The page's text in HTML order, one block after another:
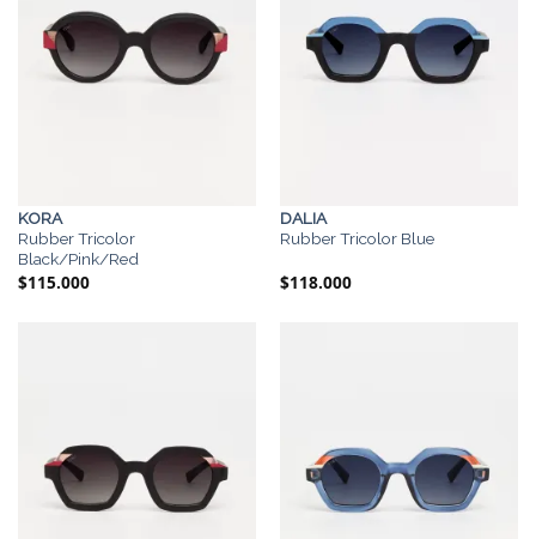
KORA
Rubber Tricolor
Black/Pink/Red
$115.000
DALIA
Rubber Tricolor Blue
$118.000